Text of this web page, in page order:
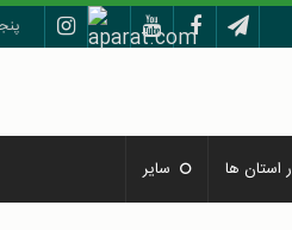
استان ها سایر